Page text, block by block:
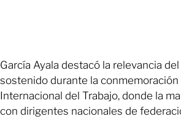
García Ayala destacó la relevancia
sostenido durante la conmemoración
Internacional del Trabajo, donde la
con dirigentes nacionales de